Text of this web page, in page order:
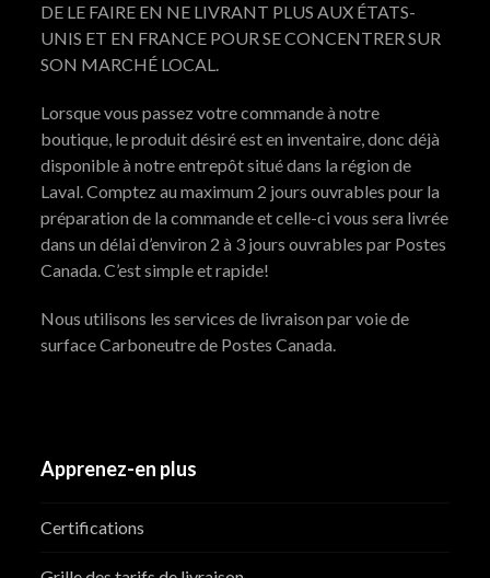
DE LE FAIRE EN NE LIVRANT PLUS AUX ÉTATS-
UNIS ET EN FRANCE POUR SE CONCENTRER SUR
SON MARCHÉ LOCAL.
Lorsque vous passez votre commande à notre
boutique, le produit désiré est en inventaire, donc déjà
disponible à notre entrepôt situé dans la région de
Laval. Comptez au maximum 2 jours ouvrables pour la
préparation de la commande et celle-ci vous sera livrée
dans un délai d’environ 2 à 3 jours ouvrables par Postes
Canada. C’est simple et rapide!
Nous utilisons les services de livraison par voie de
surface Carboneutre de Postes Canada.
Apprenez-en plus
Certifications